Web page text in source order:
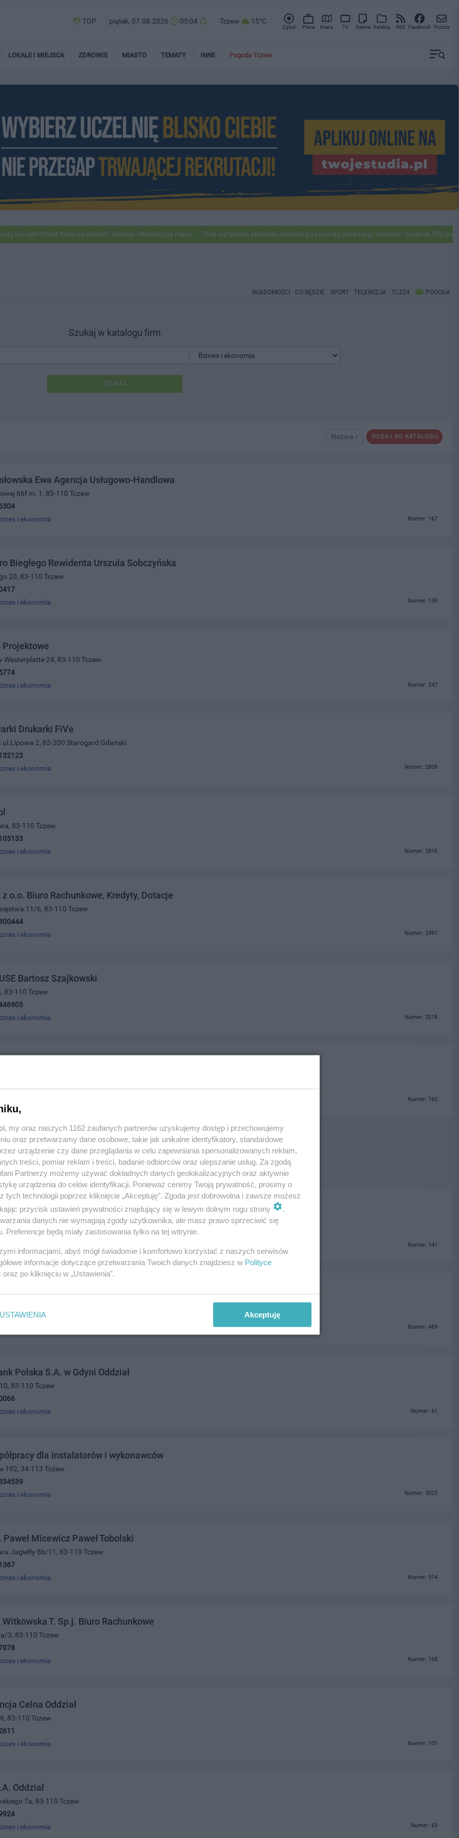
TOP piątek, 07.08.2026 05:04 Tczew 15°C
Zgłoś Praca Mapa TV Galeria Katalog RSS Facebook Poczta
LOKALE I MIEJSCA ZDROWIE MIASTO TEMATY INNE Pogoda Tczew
Street View na ulicach Tczewa. Aktualizują mapy Pod wpływem alkoholu wjechał pod pociąg narażając zdrowie i życie ok 500
WIADOMOŚCI CO BĘDZIE SPORT TELEWIZJA TCZ24 POGODA
Szukaj w katalogu firm
SZUKAJ
DODAJ DO KATALOGU
Nazwa ↑
Ewa Agencja Usługowo-Handlowa
66f m. 1, 83-110 Tczew
i ekonomia Numer: 167
Biegłego Rewidenta Urszula Sobczyńska
20, 83-110 Tczew
i ekonomia Numer: 159
Projektowe
Westerplatte 24, 83-110 Tczew
i ekonomia Numer: 247
Drukarki FiVe
ul.Lipowa 2, 83-200 Starogard Gdański
i ekonomia Numer: 2808
83-110 Tczew
i ekonomia Numer: 2816
z o.o. Biuro Rachunkowe, Kredyty, Dotacje
11/6, 83-110 Tczew
i ekonomia Numer: 2491
Bartosz Szajkowski
83-110 Tczew
i ekonomia Numer: 3218
110 Tczew
Numer: 160
Gospodarcze Maciej Hirsch
3c/8, 83-110 Tczew
Numer: 141
Numer: 469
Polska S.A. w Gdyni Oddział
83-110 Tczew
i ekonomia Numer: 61
dla instalatorów i wykonawców
192, 34-113 Tczew
i ekonomia Numer: 3023
Paweł Micewicz Paweł Tobolski
Jagiełły 6b/11, 83-110 Tczew
i ekonomia Numer: 914
Witkowska T. Sp.j. Biuro Rachunkowe
3, 83-110 Tczew
i ekonomia Numer: 168
Celna Oddział
83-110 Tczew
i ekonomia Numer: 101
Oddział
7a, 83-110 Tczew
i ekonomia Numer: 63
my oraz naszych 1162 zaufanych partnerów uzyskujemy dostęp i przechowujemy
oraz przetwarzamy dane osobowe, takie jak unikalne identyfikatory, standardowe
urządzenie czy dane przeglądania w celu zapewniania spersonalizowanych reklam,
treści, pomiar reklam i treści, badanie odbiorców oraz ulepszanie usług. Za zgodą
Partnerzy możemy używać dokładnych danych geolokalizacyjnych oraz aktywnie
urządzenia do celów identyfikacji. Ponieważ cenimy Twoją prywatność, prosimy o
tych technologii poprzez kliknięcie „Akceptuję”. Zgoda jest dobrowolna i zawsze możesz
przycisk ustawień prywatności znajdujący się w lewym dolnym rogu strony
.
danych nie wymagają zgody użytkownika, ale masz prawo sprzeciwić się
Preferencje będą miały zastosowania tylko na tej witrynie.
informacjami, abyś mógł świadomie i komfortowo korzystać z naszych serwisów
informacje dotyczące przetwarzania Twoich danych znajdziesz w Polityce
oraz po kliknięciu w „Ustawienia”.
USTAWIENIA Akceptuję